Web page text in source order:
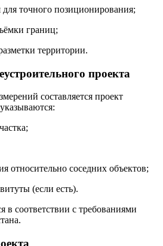
для точного позиционирования;
границ;
территории.
проекта
составляется проект
относительно соседних объектов;
(если есть).
в соответствии с требованиями